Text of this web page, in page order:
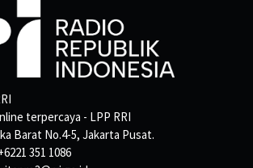
terpercaya - LPP RRI
Barat No.4-5, Jakarta Pusat.
351 1086